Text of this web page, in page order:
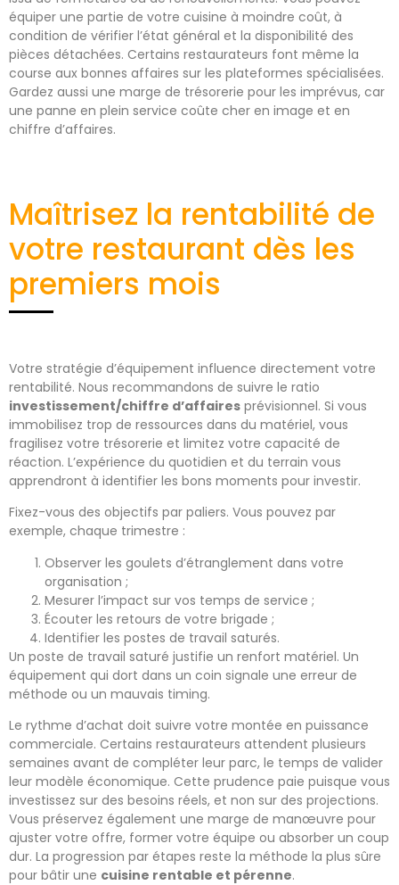
équiper une partie de votre cuisine à moindre coût, à
condition de vérifier l’état général et la disponibilité des
pièces détachées. Certains restaurateurs font même la
course aux bonnes affaires sur les plateformes spécialisées.
Gardez aussi une marge de trésorerie pour les imprévus, car
une panne en plein service coûte cher en image et en
chiffre d’affaires.
Maîtrisez la rentabilité de
votre restaurant dès les
premiers mois
Votre stratégie d’équipement influence directement votre
rentabilité. Nous recommandons de suivre le ratio
investissement/chiffre d’affaires prévisionnel. Si vous
immobilisez trop de ressources dans du matériel, vous
fragilisez votre trésorerie et limitez votre capacité de
réaction. L’expérience du quotidien et du terrain vous
apprendront à identifier les bons moments pour investir.
Fixez-vous des objectifs par paliers. Vous pouvez par
exemple, chaque trimestre :
Observer les goulets d’étranglement dans votre
organisation ;
Mesurer l’impact sur vos temps de service ;
Écouter les retours de votre brigade ;
Identifier les postes de travail saturés.
Un poste de travail saturé justifie un renfort matériel. Un
équipement qui dort dans un coin signale une erreur de
méthode ou un mauvais timing.
Le rythme d’achat doit suivre votre montée en puissance
commerciale. Certains restaurateurs attendent plusieurs
semaines avant de compléter leur parc, le temps de valider
leur modèle économique. Cette prudence paie puisque vous
investissez sur des besoins réels, et non sur des projections.
Vous préservez également une marge de manœuvre pour
ajuster votre offre, former votre équipe ou absorber un coup
dur. La progression par étapes reste la méthode la plus sûre
pour bâtir une cuisine rentable et pérenne.